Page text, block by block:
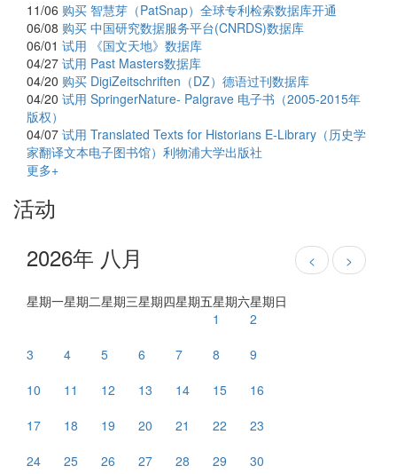
11/06 购买 智慧芽（PatSnap）全球专利检索数据库开通
06/08 购买 中国研究数据服务平台(CNRDS)数据库
06/01 试用
《国文天地》数据库
04/27 试用 Past Masters数据库
04/20 购买 DigiZeitschriften（DZ）德语过刊数据库
04/20 试用 SpringerNature- Palgrave 电子书（2005-2015年
版权）
04/07 试用 Translated Texts for Historians E-Library（历史学
家翻译文本电子图书馆）利物浦大学出版社
更多+
活动
2026年 八月
< >
星期一星期二星期三星期四星期五星期六星期日
1
2
3
4 5 6 7 8
9
10
11 12 13 14 15
16
17
18 19 20 21 22
23
24
25 26 27 28 29
30